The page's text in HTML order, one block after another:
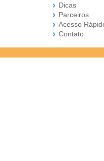
Dicas
Parceiros
Acesso
Contato